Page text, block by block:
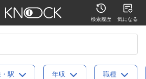
検索履歴 気になる
駅 年収 職種